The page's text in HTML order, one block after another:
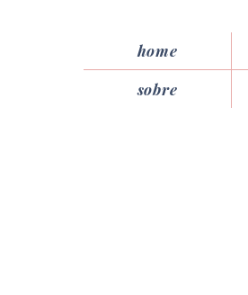
home
sobre